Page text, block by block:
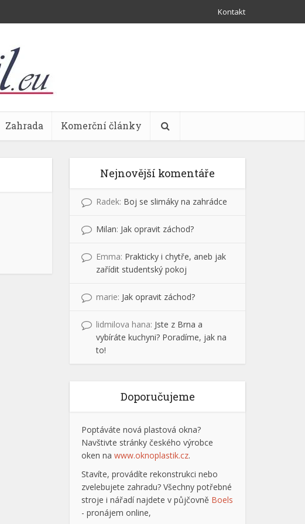
Kontakt
Zahrada Komerční články
Nejnovější komentáře
Radek: Boj se slimáky na zahrádce
Milan: Jak opravit záchod?
Emma: Prakticky i chytře, aneb jak
zařídit studentský pokoj
marie: Jak opravit záchod?
lidmilova hana: Jste z Brna a
vybíráte kuchyni? Poradíme, jak na
to!
Doporučujeme
Poptáváte nová plastová okna?
Navštivte stránky českého výrobce
oken na www.oknoplastik.cz.
Stavíte, provádíte rekonstrukci nebo
zvelebujete zahradu? Všechny potřebné
stroje i nářadí najdete v půjčovně Boels
- pronájem online,